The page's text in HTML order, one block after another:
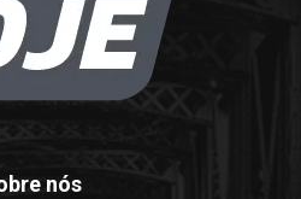
nós